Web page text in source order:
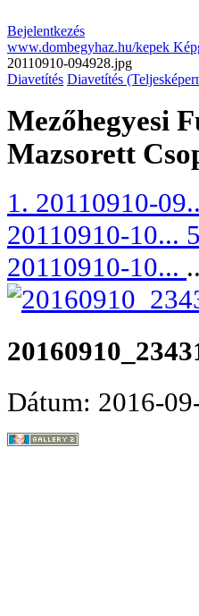
Bejelentkezés
www.dombegyhaz.hu/kepek
20110910-094928.jpg
Diavetítés Diavetítés
Mezőhegyesi
Mazsorett
1. 20110910-
20110910-10...
20110910-10...
Dátum: 2016-